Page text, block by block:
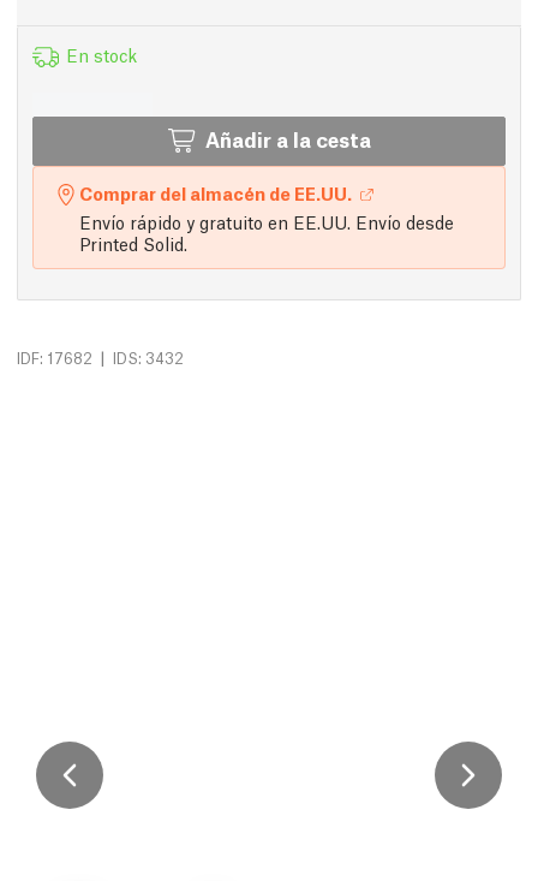
En stock
Añadir a la cesta
Comprar del almacén de EE.UU.
Envío rápido y gratuito en EE.UU. Envío desde
Printed Solid.
IDF: 17682 | IDS: 3432